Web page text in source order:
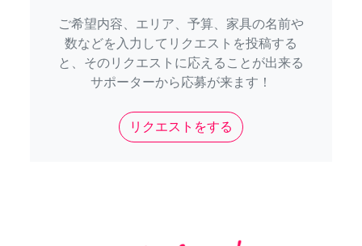
ご希望内容、エリア、予算、家具の名前や
数などを入力してリクエストを投稿する
と、そのリクエストに応えることが出来る
サポーターから応募が来ます！
リクエストをする